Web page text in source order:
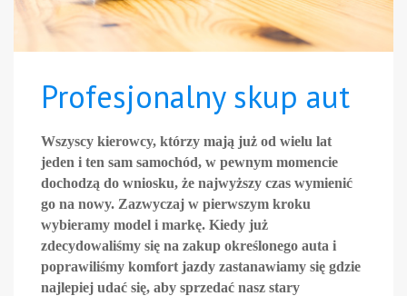
Profesjonalny skup aut
Wszyscy kierowcy, którzy mają już od wielu lat
jeden i ten sam samochód, w pewnym momencie
dochodzą do wniosku, że najwyższy czas wymienić
go na nowy. Zazwyczaj w pierwszym kroku
wybieramy model i markę. Kiedy już
zdecydowaliśmy się na zakup określonego auta i
poprawiliśmy komfort jazdy zastanawiamy się gdzie
najlepiej udać się, aby sprzedać nasz stary